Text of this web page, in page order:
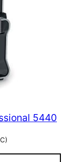
5440